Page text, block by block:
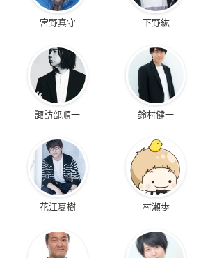
宮野真守 下野紘
諏訪部順一 鈴村健一
花江夏樹 村瀬歩